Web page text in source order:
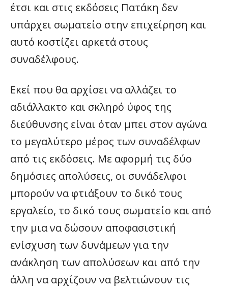
έτσι και στις εκδόσεις Πατάκη δεν
υπάρχει σωματείο στην επιχείρηση και
αυτό κοστίζει αρκετά στους
συναδέλφους.
Εκεί που θα αρχίσει να αλλάζει το
αδιάλλακτο και σκληρό ύφος της
διεύθυνσης είναι όταν μπει στον αγώνα
το μεγαλύτερο μέρος των συναδέλφων
από τις εκδόσεις. Με αφορμή τις δύο
δημόσιες απολύσεις, οι συνάδελφοι
μπορούν να φτιάξουν το δικό τους
εργαλείο, το δικό τους σωματείο και από
την μια να δώσουν αποφασιστική
ενίσχυση των δυνάμεων για την
ανάκληση των απολύσεων και από την
άλλη να αρχίζουν να βελτιώνουν τις